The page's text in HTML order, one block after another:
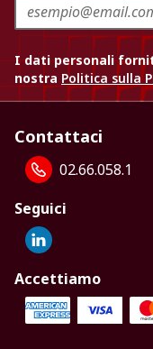
I dati personali
nostra Politica sulla
Contattaci
02.66.058.1
Seguici
Accettiamo